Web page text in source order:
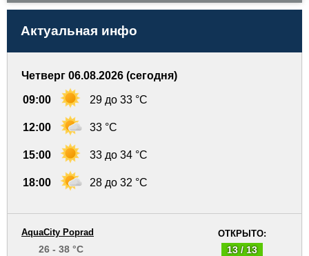
Актуальная инфо
Четверг 06.08.2026 (сегодня)
09:00 29 до 33 °C
12:00 33 °C
15:00 33 до 34 °C
18:00 28 до 32 °C
ОТКРЫТО:
13 / 13
AquaCity Poprad
26 - 38 °C